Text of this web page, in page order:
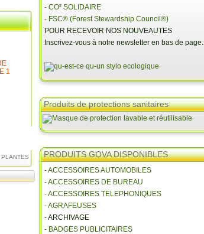
PLANTES
- CO² SOLIDAIRE
- FSC® (Forest Stewardship Council®)
POUR RECEVOIR NOS NOUVEAUTES
Inscrivez-vous à notre newsletter en bas de page.
Produits de protections sanitaires
PRODUITS GOVA DISPONIBLES
- ACCESSOIRES AUTOMOBILES
- ACCESSOIRES DE BUREAU
- ACCESSOIRES TELEPHONIQUES
- AGRAFEUSES
- ARCHIVAGE
- BADGES PUBLICITAIRES